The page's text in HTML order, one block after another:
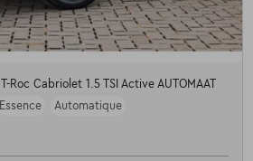
T-Roc Cabriolet 1.5 TSI Active AUTOMAAT
Essence
Automatique